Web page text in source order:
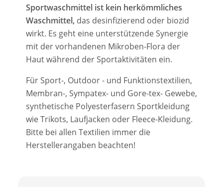
Sportwaschmittel ist kein herkömmliches
Waschmittel, das desinfizierend oder biozid
wirkt. Es geht eine unterstützende Synergie
mit der vorhandenen Mikroben-Flora der
Haut während der Sportaktivitäten ein.
Für Sport-, Outdoor - und Funktionstextilien,
Membran-, Sympatex- und Gore-tex- Gewebe,
synthetische Polyesterfasern Sportkleidung
wie Trikots, Laufjacken oder Fleece-Kleidung.
Bitte bei allen Textilien immer die
Herstellerangaben beachten!